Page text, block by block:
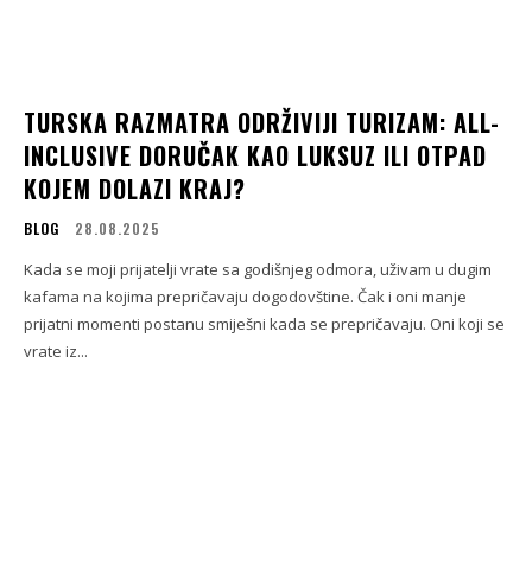
TURSKA RAZMATRA ODRŽIVIJI TURIZAM: ALL-
INCLUSIVE DORUČAK KAO LUKSUZ ILI OTPAD
KOJEM DOLAZI KRAJ?
BLOG 28.08.2025
Kada se moji prijatelji vrate sa godišnjeg odmora, uživam u dugim
kafama na kojima prepričavaju dogodovštine. Čak i oni manje
prijatni momenti postanu smiješni kada se prepričavaju. Oni koji se
vrate iz...